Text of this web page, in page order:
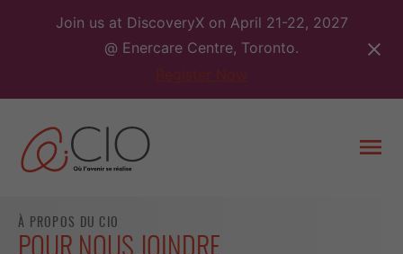
Join us at DiscoveryX on April 21-22, 2027
@ Enercare Centre, Toronto.
À PROPOS DU CIO